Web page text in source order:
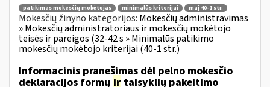
patikimas mokesčių mokėtojas minimalūs kriterijai maį 40-1 str.
Mokesčių žinyno kategorijos: Mokesčių administravimas
» Mokesčių administratoriaus ir mokesčių mokėtojo
teisės ir pareigos (32-42 s » Minimalūs patikimo
mokesčių mokėtojo kriterijai (40-1 str.)
Informacinis pranešimas dėl pelno mokesčio
deklaracijos formų ir taisyklių pakeitimo